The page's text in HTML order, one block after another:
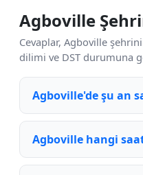
Agboville
Cevaplar, Agboville
dilimi ve DST durumuna
Agboville'de şu an
Agboville hangi